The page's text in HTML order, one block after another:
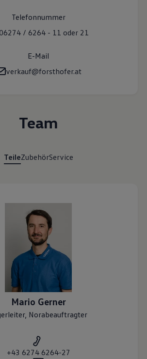
Telefonnummer
/ 6264 - 11 oder 21
E-Mail
verkauf@forsthofer.at
Team
TeileZubehörService
Mario Gerner
Norabeauftragter
+43 6274 6264-27